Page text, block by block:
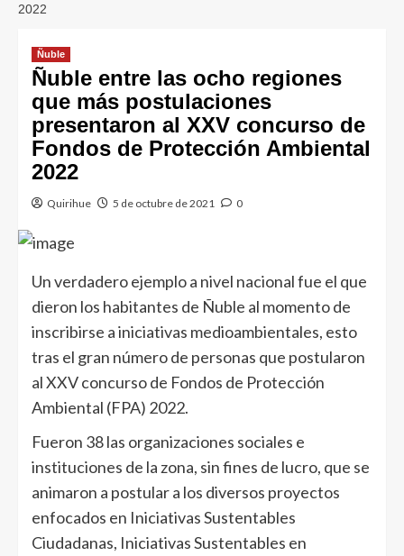
2022
Ñuble
Ñuble entre las ocho regiones
que más postulaciones
presentaron al XXV concurso de
Fondos de Protección Ambiental
2022
Quirihue 5 de octubre de 2021 0
Un verdadero ejemplo a nivel nacional fue el que
dieron los habitantes de Ñuble al momento de
inscribirse a iniciativas medioambientales, esto
tras el gran número de personas que postularon
al XXV concurso de Fondos de Protección
Ambiental (FPA) 2022.
Fueron 38 las organizaciones sociales e
instituciones de la zona, sin fines de lucro, que se
animaron a postular a los diversos proyectos
enfocados en Iniciativas Sustentables
Ciudadanas, Iniciativas Sustentables en